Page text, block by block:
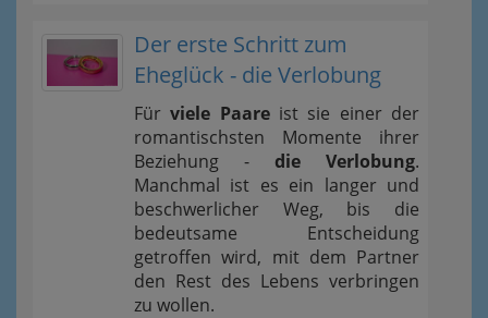
Der erste Schritt zum
Eheglück - die Verlobung
Fürviele Paareist sie einer der
romantischsten Momente ihrer
Beziehung - die Verlobung.
Manchmal ist es ein langer und
beschwerlicher Weg, bis die
bedeutsame Entscheidung
getroffen wird, mit dem Partner
den Rest des Lebens verbringen
zu wollen.